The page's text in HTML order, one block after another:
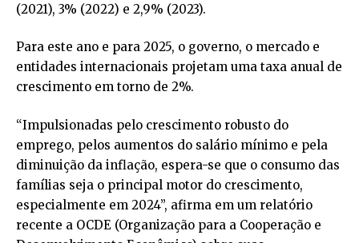
(2021), 3% (2022) e 2,9% (2023).
Para este ano e para 2025, o governo, o mercado e
entidades internacionais projetam uma taxa anual de
crescimento em torno de 2%.
“Impulsionadas pelo crescimento robusto do
emprego, pelos aumentos do salário mínimo e pela
diminuição da inflação, espera-se que o consumo das
famílias seja o principal motor do crescimento,
especialmente em 2024”, afirma em um relatório
recente a OCDE (Organização para a Cooperação e